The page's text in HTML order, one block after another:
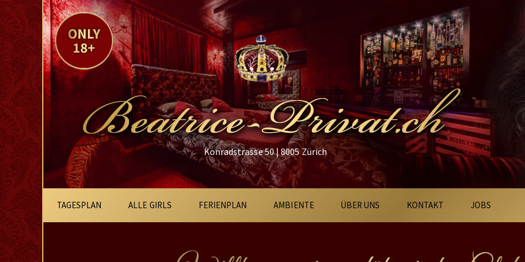
Konradstrasse 50 | 8005 Zürich
Hauptnavigation
TAGESPLAN ALLE GIRLS FERIENPLAN AMBIENTE ÜBER UNS KONTAKT JOBS